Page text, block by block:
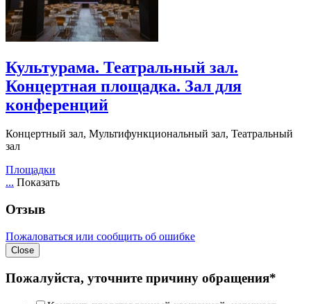
Культурама. Театральный зал.
Концертная площадка. Зал для
конференций
Концертный зал, Мультифункциональный зал, Театральный
зал
Площадки
... Показать
Отзыв
Пожаловаться или сообщить об ошибке
Close
Пожалуйста, уточните причину обращения*